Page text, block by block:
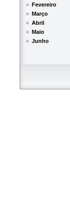
Fevereiro
Março
Abril
Maio
Junho